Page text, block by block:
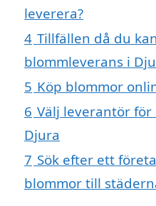
leverera?
4 Tillfällen då du
blommleverans i
5 Köp blommor
6 Välj leverantör
Djura
7 Sök efter ett
blommor till